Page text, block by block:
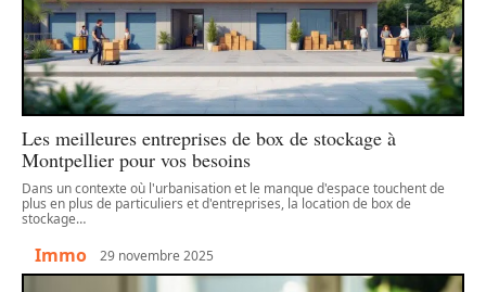
Les meilleures entreprises de box de stockage à
Montpellier pour vos besoins
Dans un contexte où l'urbanisation et le manque d'espace touchent de
plus en plus de particuliers et d'entreprises, la location de box de
stockage…
Immo 29 novembre 2025